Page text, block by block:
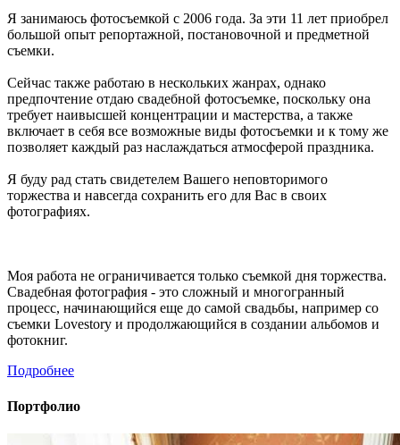
Я занимаюсь фотосъемкой с 2006 года. За эти 11 лет приобрел
большой опыт репортажной, постановочной и предметной
съемки.
Сейчас также работаю в нескольких жанрах, однако
предпочтение отдаю свадебной фотосъемке, поскольку она
требует наивысшей концентрации и мастерства, а также
включает в себя все возможные виды фотосъемки и к тому же
позволяет каждый раз наслаждаться атмосферой праздника.
Я буду рад стать свидетелем Вашего неповторимого
торжества и навсегда сохранить его для Вас в своих
фотографиях.
Моя работа не ограничивается только съемкой дня торжества.
Свадебная фотография - это сложный и многогранный
процесс, начинающийся еще до самой свадьбы, например со
съемки Lovestory и продолжающийся в создании альбомов и
фотокниг.
Подробнее
Портфолио